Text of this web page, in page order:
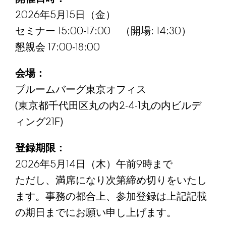
2026年5月15日（金）
セミナー 15:00-17:00 （開場: 14:30）
懇親会 17:00-18:00
会場：
ブルームバーグ東京オフィス
(東京都千代田区丸の内2-4-1丸の内ビルデ
ィング21F)
登録期限：
2026年5月14日（木）午前9時まで
ただし、満席になり次第締め切りをいたし
ます。事務の都合上、参加登録は上記記載
の期日までにお願い申し上げます。